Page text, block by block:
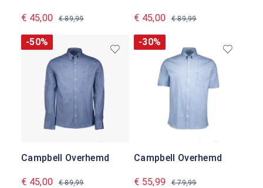
€ 45,00 € 89,99 € 45,00 € 89,99
-50%
Campbell Overhemd
€ 45,00 € 89,99
-30%
Campbell Overhemd
€ 55,99 € 79,99